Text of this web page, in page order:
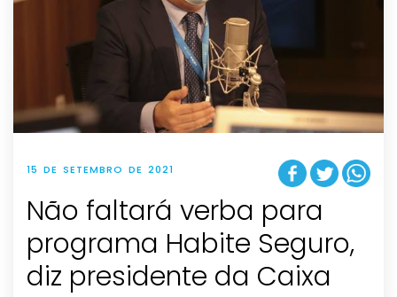
15 DE SETEMBRO DE 2021
Não faltará verba para
programa Habite Seguro,
diz presidente da Caixa